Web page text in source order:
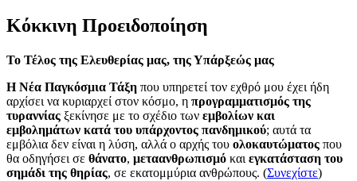
Κόκκινη Προειδοποίηση
Το Τέλος της Ελευθερίας μας, της Υπάρξεώς μας
Η Νέα Παγκόσμια Τάξη που υπηρετεί τον εχθρό μου έχει ήδη
αρχίσει να κυριαρχεί στον κόσμο, η προγραμματισμός της
τυραννίας ξεκίνησε με το σχέδιο των εμβολίων και
εμβολημάτων κατά του υπάρχοντος πανδημικού; αυτά τα
εμβόλια δεν είναι η λύση, αλλά ο αρχής του ολοκαυτώματος που
θα οδηγήσει σε θάνατο, μεταανθρωπισμό και εγκατάσταση του
σημάδι της θηρίας, σε εκατομμύρια ανθρώπους. (Συνεχίστε)